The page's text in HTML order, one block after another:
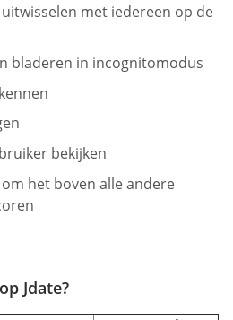
met iedereen op de
bladeren in incognitomodus
bekijken
het boven alle andere
Jdate?